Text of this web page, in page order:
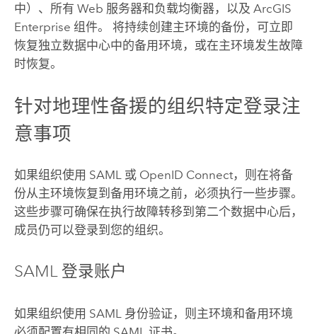
中）、所有 Web 服务器和负载均衡器，以及 ArcGIS
Enterprise 组件。 将持续创建主环境的备份，可立即
恢复独立数据中心中的备用环境，或在主环境发生故障
时恢复。
针对地理性备援的组织特定登录注
意事项
如果组织使用 SAML 或 OpenID Connect，则在将备
份从主环境恢复到备用环境之前，必须执行一些步骤。
这些步骤可确保在执行故障转移到第二个数据中心后，
成员仍可以登录到您的组织。
SAML 登录账户
如果组织使用 SAML 身份验证，则主环境和备用环境